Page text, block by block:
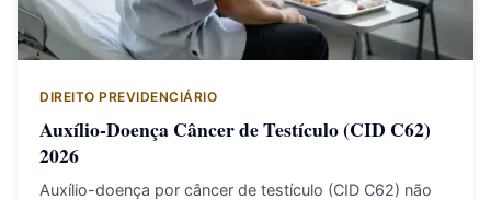
DIREITO PREVIDENCIÁRIO
Auxílio-Doença Câncer de Testículo (CID C62)
2026
Auxílio-doença por câncer de testículo (CID C62) não